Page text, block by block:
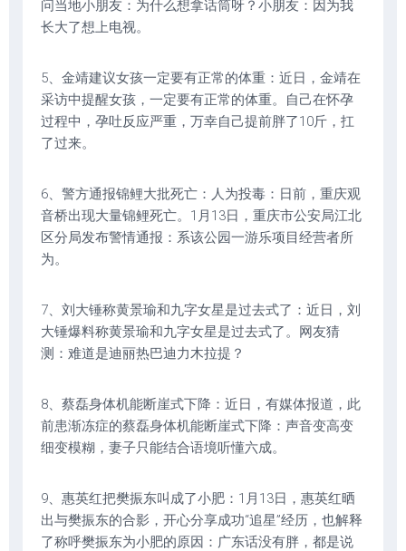
问当地小朋友：为什么想拿话筒呀？小朋友：因为我
长大了想上电视。
5、金靖建议女孩一定要有正常的体重：近日，金靖在
采访中提醒女孩，一定要有正常的体重。自己在怀孕
过程中，孕吐反应严重，万幸自己提前胖了10斤，扛
了过来。
6、警方通报锦鲤大批死亡：人为投毒：日前，重庆观
音桥出现大量锦鲤死亡。1月13日，重庆市公安局江北
区分局发布警情通报：系该公园一游乐项目经营者所
为。
7、刘大锤称黄景瑜和九字女星是过去式了：近日，刘
大锤爆料称黄景瑜和九字女星是过去式了。网友猜
测：难道是迪丽热巴迪力木拉提？
8、蔡磊身体机能断崖式下降：近日，有媒体报道，此
前患渐冻症的蔡磊身体机能断崖式下降：声音变高变
细变模糊，妻子只能结合语境听懂六成。
9、惠英红把樊振东叫成了小肥：1月13日，惠英红晒
出与樊振东的合影，开心分享成功“追星”经历，也解释
了称呼樊振东为小肥的原因：广东话没有胖，都是说